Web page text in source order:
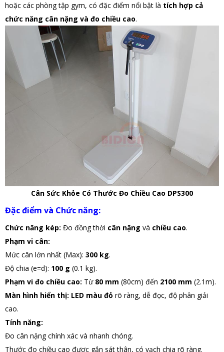
hoặc các phòng tập gym, có đặc điểm nổi bật là tích hợp cả
chức năng cân nặng và đo chiều cao.
Cân Sức Khỏe Có Thước Đo Chiều Cao DPS300
Đặc điểm và Chức năng:
Chức năng kép: Đo đồng thời cân nặng và chiều cao.
Phạm vi cân:
Mức cân lớn nhất (Max): 300 kg.
Độ chia (e=d): 100 g (0.1 kg).
Phạm vi đo chiều cao: Từ 80 mm (80cm) đến 2100 mm (2.1m).
Màn hình hiển thị: LED màu đỏ rõ ràng, dễ đọc, độ phân giải
cao.
Tính năng:
Đo cân nặng chính xác và nhanh chóng.
Thước đo chiều cao được gắn sát thân, có vạch chia rõ ràng.